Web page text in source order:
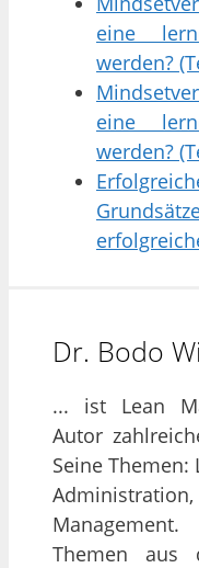
eine
werden?
eine
werden?
Dr. Bodo
... ist Lean
Autor
Seine
Themen aus